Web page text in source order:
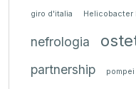
giro d'italia Helicobacter
nefrologia
partnership
pompei